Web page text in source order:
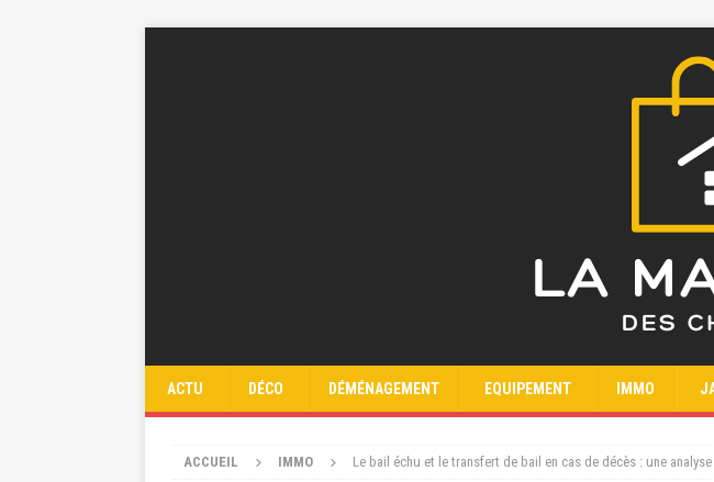
ACTU DÉCO DÉMÉNAGEMENT EQUIPEMENT IMMO
ACCUEIL IMMO Le bail échu et le transfert de bail en cas de décès : une